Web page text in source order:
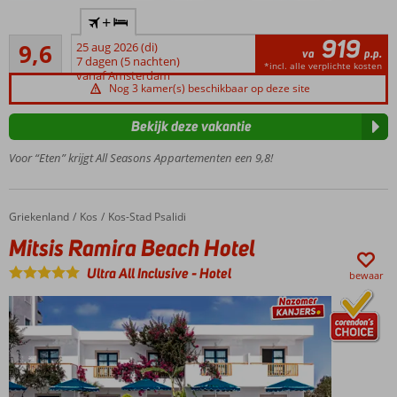
minimale
leeftijd
13 jaar
Kleinschalig
en knus
Heerlijk
zwembad
te koelen
Op
van
Kralendijk
strand
Moderne
kamers,
appartementen
en studio's
9,6
Uitmuntend
105
beoordelingen
+
25 aug 2026 (di)
7 dagen (5 nachten)
vanaf Amsterdam
va 919 p.p.
*incl. alle verplichte kosten
Nog 3 kamer(s) beschikbaar op deze site
Voor “Eten” krijgt All Seasons Appartementen een 9,8!
Bekijk deze vakantie
Home
Griekenland Kos Kos-Stad Psalidi
Mitsis Ramira Beach Hotel
Mitsis Ramira Beach Hotel
Ultra All Inclusive-Hotel bewaar